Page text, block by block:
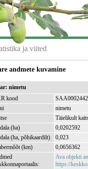
ja viited
andmete kuvamine
nimetu
kood
SAA0002442
nimetu
Täielikult
(ha)
0,0202592
(ha, põhikaardilt)
0,023
(km)
0,0656362
Ava objekti
https://